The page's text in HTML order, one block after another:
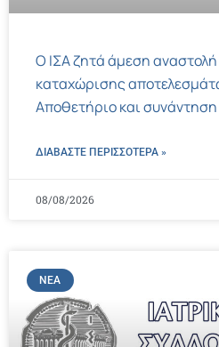
Ο ΙΣΑ ζητά άμεση
καταχώρισης
Αποθετήριο και
ΔΙΑΒΑΣΤΕ ΠΕΡΙΣΣΌΤΕΡΑ »
08/08/2026
ΝΈΑ